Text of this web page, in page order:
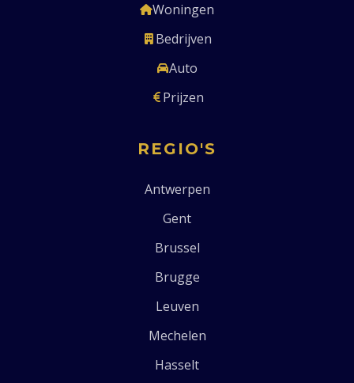
Woningen
Bedrijven
Auto
Prijzen
REGIO'S
Antwerpen
Gent
Brussel
Brugge
Leuven
Mechelen
Hasselt